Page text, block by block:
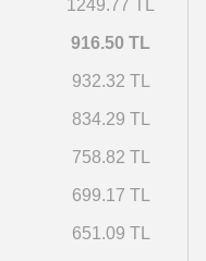
1249.77 TL
916.50 TL
932.32 TL
834.29 TL
758.82 TL
699.17 TL
651.09 TL